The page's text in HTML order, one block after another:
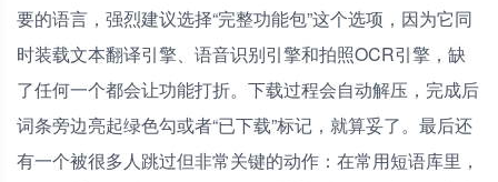
要的语言，强烈建议选择“完整功能包”这个选项，因为它同
时装载文本翻译引擎、语音识别引擎和拍照OCR引擎，缺
了任何一个都会让功能打折。下载过程会自动解压，完成后
词条旁边亮起绿色勾或者“已下载”标记，就算妥了。最后还
有一个被很多人跳过但非常关键的动作：在常用短语库里，